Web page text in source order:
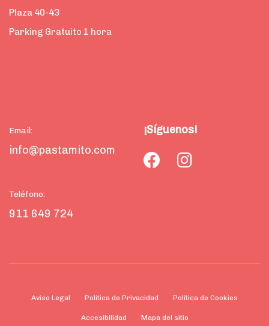
Plaza 40-43
Parking Gratuito 1 hora
Email:
info@pastamito.com
Teléfono:
911 649 724
¡Síguenos!
Aviso Legal Política de Privacidad Política de Cookies
Accesibilidad Mapa del sitio